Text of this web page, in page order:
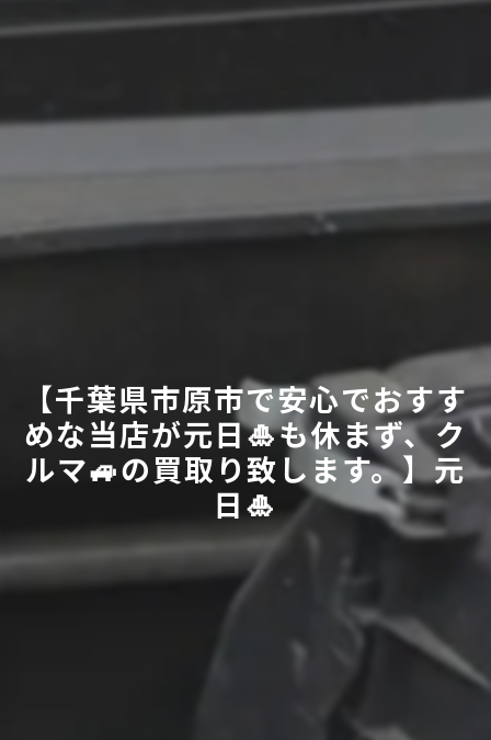
【千葉県市原市で安心でおすす
めな当店が元日🎍も休まず、ク
ルマ🚙の買取り致します。】元
日🎍